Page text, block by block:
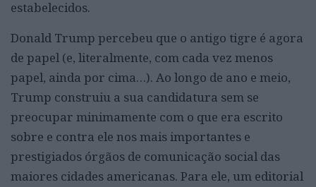
estabelecidos.
Donald Trump percebeu que o antigo tigre é agora
de papel (e, literalmente, com cada vez menos
papel, ainda por cima…). Ao longo de ano e meio,
Trump construiu a sua candidatura sem se
preocupar minimamente com o que era escrito
sobre e contra ele nos mais importantes e
prestigiados órgãos de comunicação social das
maiores cidades americanas. Para ele, um editorial